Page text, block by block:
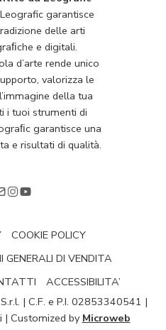
garantisce
delle arti
e digitali.
d’arte rende unico
valorizza le
della tua
i tuoi strumenti di
garantisce una
e risultati di qualità.
COOKIE POLICY
GENERALI DI VENDITA
ACCESSIBILITA’
| C.F. e P.I. 02853340541 |
| Customized by Microweb